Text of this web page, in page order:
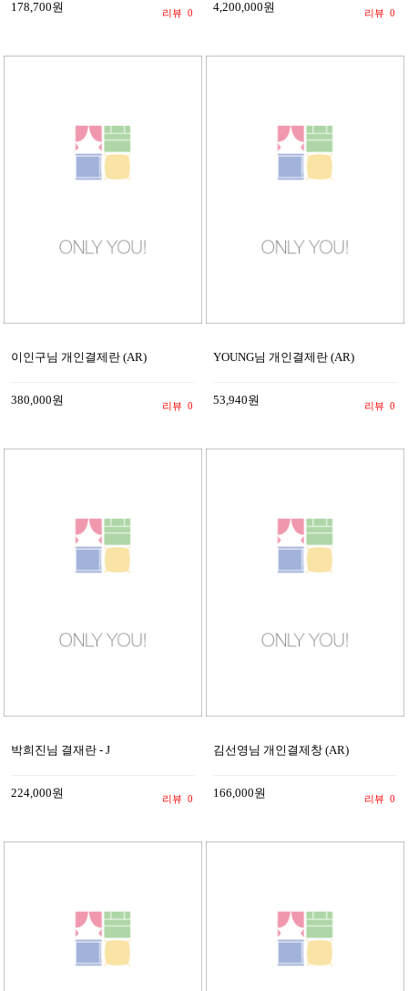
178,700원 리뷰 0 4,200,000원 리뷰 0
이인구님 개인결제란 (AR)
380,000원 리뷰 0
YOUNG님 개인결제란 (AR)
53,940원 리뷰 0
박희진님 결재란 - J
224,000원 리뷰 0
김선영님 개인결제창 (AR)
166,000원 리뷰 0